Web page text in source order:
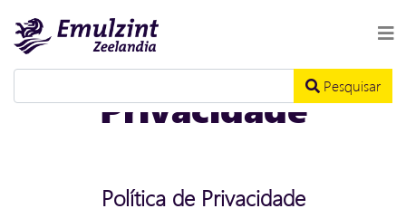
Pesquisar
Politica de
Privacidade
Política de Privacidade